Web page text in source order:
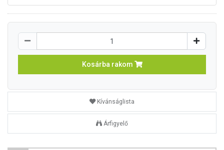
Kosárba rakom
Kívánságlista
Árfigyelő